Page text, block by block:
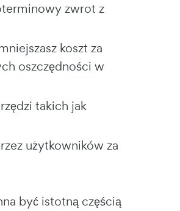
zwrot z
koszt za
oszczędności w
takich jak
użytkowników za
być istotną częścią